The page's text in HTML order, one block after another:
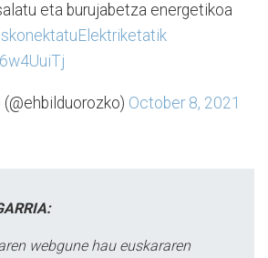
eta burujabetza energetikoa
October 8, 2021
webgune hau euskararen